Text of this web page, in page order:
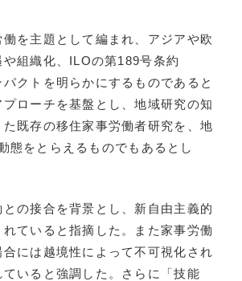
を主題として編まれ、アジアや欧
組織化、ILOの第189号条約
クトを明らかにするものであると
ローチを基盤とし、地域研究の知
既存の移住家事労働者研究を、地
態をとらえるものでもあるとし
の接合を背景とし、新自由主義的
ていると指摘した。また家事労働
には越境性によって不可視化され
いると強調した。さらに「技能